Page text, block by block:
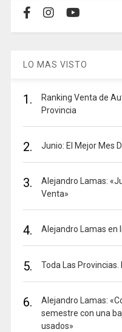
LO MAS VISTO
1.
Ranking Venta de
Provincia
2. Junio: El Mejor Mes
3.
Alejandro Lamas:
Venta»
4. Alejandro Lamas en
5. Toda Las
6.
Alejandro Lamas:
semestre con una
usados»